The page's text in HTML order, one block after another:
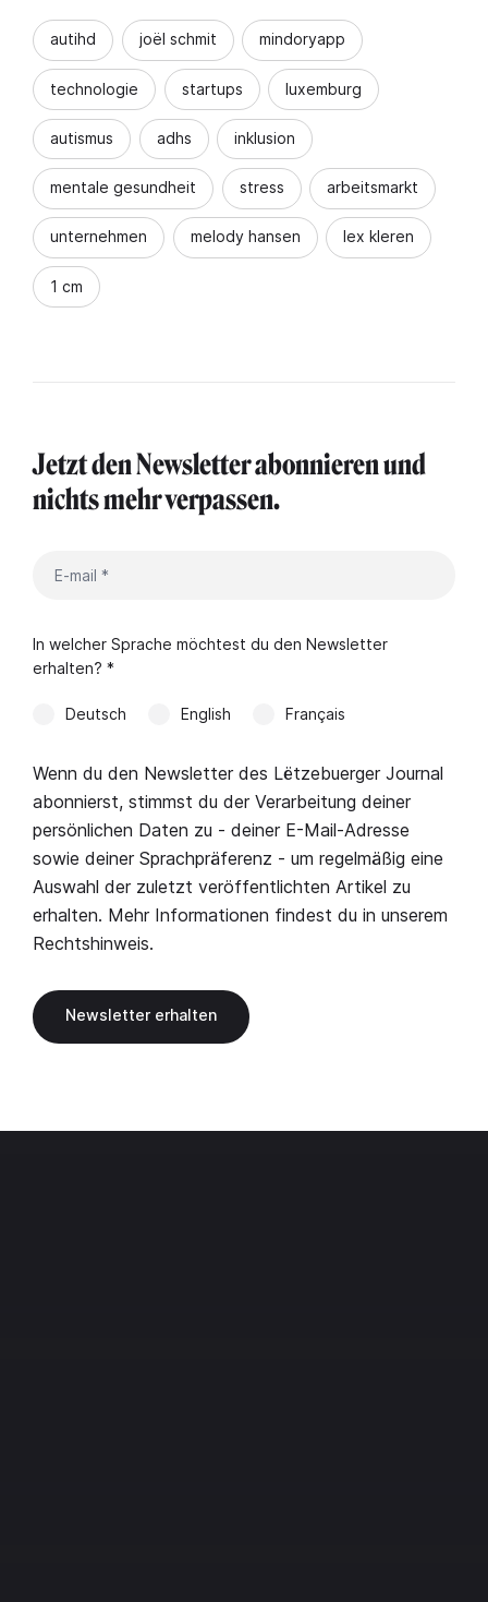
autihd joël schmit mindoryapp
technologie startups luxemburg
autismus adhs inklusion
mentale gesundheit stress arbeitsmarkt
unternehmen melody hansen lex kleren
1 cm
Jetzt den Newsletter abonnieren und
nichts mehr verpassen.
In welcher Sprache möchtest du den Newsletter
erhalten? *
Deutsch English Français
Wenn du den Newsletter des Lëtzebuerger Journal
abonnierst, stimmst du der Verarbeitung deiner
persönlichen Daten zu - deiner E-Mail-Adresse
sowie deiner Sprachpräferenz - um regelmäßig eine
Auswahl der zuletzt veröffentlichten Artikel zu
erhalten. Mehr Informationen findest du in unserem
Rechtshinweis.